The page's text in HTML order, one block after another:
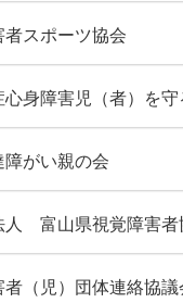
者スポーツ協会
心身障害児（者）を守
障がい親の会
人 富山県視覚障害者
者（児）団体連絡協議